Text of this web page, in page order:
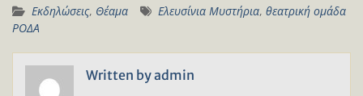
Εκδηλώσεις, Θέαμα Ελευσίνια Μυστήρια, θεατρική ομάδα
ΡΟΔΑ
Written byadmin